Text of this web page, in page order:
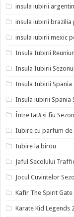
insula iubirii
insula iubirii brazilia
insula iubirii mexic
Insula Iubirii
Insula Iubirii
Insula Iubirii Spania
Insula iubirii Spania
Între tată și fiu
Iubire cu parfum de
Iubire la birou
Jaful Secolului
Jocul Cuvintelor
Kafir The Spirit Gate
Karate Kid Legends